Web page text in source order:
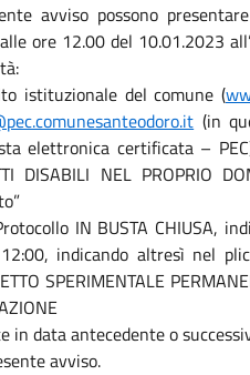
avviso possono
ore 12.00 del 10.01.2023
istituzionale del comune (
(in
elettronica certificata –
DISABILI NEL PROPRIO
IN BUSTA CHIUSA,
indicando altresì nel
SPERIMENTALE
data antecedente o
avviso.